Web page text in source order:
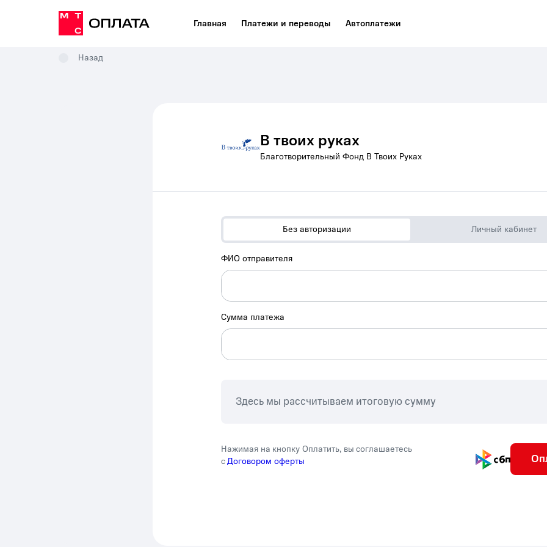
Главная Платежи и переводы Автоплатежи
Назад
В твоих руках
Благотворительный Фонд В Твоих Руках
Без авторизации Личный кабинет
ФИО отправителя
Сумма платежа
Здесь мы рассчитываем итоговую сумму
Нажимая на кнопку Оплатить, вы соглашаетесь
сДоговором оферты